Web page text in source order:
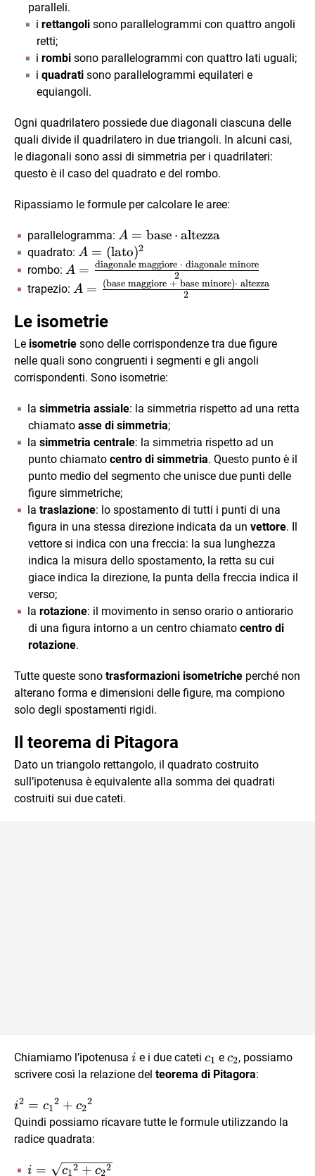
paralleli.
i rettangoli sono parallelogrammi con quattro angoli
retti;
i rombi sono parallelogrammi con quattro lati uguali;
i quadrati sono parallelogrammi equilateri e
equiangoli.
Ogni quadrilatero possiede due diagonali ciascuna delle
quali divide il quadrilatero in due triangoli. In alcuni casi,
le diagonali sono assi di simmetria per i quadrilateri:
questo è il caso del quadrato e del rombo.
Ripassiamo le formule per calcolare le aree:
parallelogramma: A =
\text{base}
\cdot
\text{altezza}
A = base ⋅ altezza
quadrato: A =
(\text{lato})^2
A = (lato)2
rombo: A =
\frac{\text{diagonale
\text{ diagonale
A = 2
diagonale maggiore ⋅ diagonale minore
trapezio: A =
maggiore } +
minore}) \cdot
\text{ altezza}}
{2}
A = 2
(base maggiore + base minore)⋅ altezza
Le isometrie
Le isometrie sono delle corrispondenze tra due figure
nelle quali sono congruenti i segmenti e gli angoli
corrispondenti. Sono isometrie:
la simmetria assiale: la simmetria rispetto ad una retta
chiamato asse di simmetria;
la simmetria centrale: la simmetria rispetto ad un
punto chiamato centro di simmetria. Questo punto è il
punto medio del segmento che unisce due punti delle
figure simmetriche;
la traslazione: lo spostamento di tutti i punti di una
figura in una stessa direzione indicata da un vettore. Il
vettore si indica con una freccia: la sua lunghezza
indica la misura dello spostamento, la retta su cui
giace indica la direzione, la punta della freccia indica il
verso;
la rotazione: il movimento in senso orario o antiorario
di una figura intorno a un centro chiamato centro di
rotazione.
Tutte queste sono trasformazioni isometriche perché non
alterano forma e dimensioni delle figure, ma compiono
solo degli spostamenti rigidi.
Il teorema di Pitagora
Dato un triangolo rettangolo, il quadrato costruito
sull’ipotenusa è equivalente alla somma dei quadrati
costruiti sui due cateti.
Chiamiamo l’ipotenusa i
i e i due cateti c_1
c1 e c_2
c2, possiamo
scrivere così la relazione del teorema di Pitagora:
i^2 =
{c_1}^2
+
i2 = c1
2 + c2
2
Quindi possiamo ricavare tutte le formule utilizzando la
radice quadrata:
i =
i = c1
2 + c2
2